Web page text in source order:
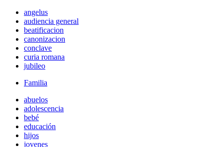
angelus
audiencia general
beatificacion
canonizacion
conclave
curia romana
jubileo
Familia
abuelos
adolescencia
bebé
educación
hijos
jovenes